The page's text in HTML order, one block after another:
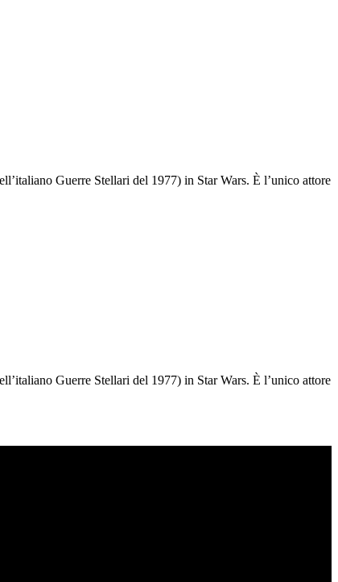
Guerre Stellari del 1977) in Star Wars. È l’unico attore
Guerre Stellari del 1977) in Star Wars. È l’unico attore